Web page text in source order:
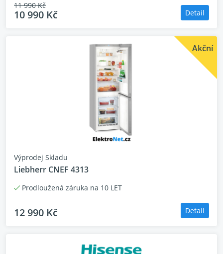
11 990 Kč
10 990 Kč Detail
Akční
Výprodej Skladu
Liebherr CNEF 4313
Prodloužená záruka na 10 LET
12 990 Kč Detail